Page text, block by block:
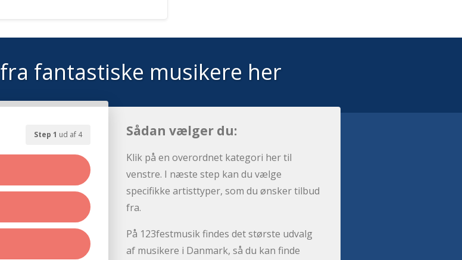
fra fantastiske musikere her
Step 1 ud af 4 Sådan vælger du:
Klik på en overordnet kategori her til
venstre. I næste step kan du vælge
specifikke artisttyper, som du ønsker tilbud
fra.
På 123festmusik findes det største udvalg
af musikere i Danmark, så du kan finde